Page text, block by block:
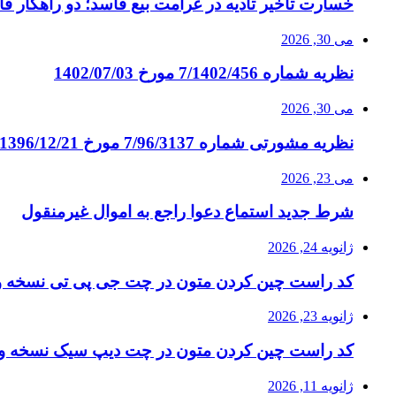
خسارت تأخیر تأدیه در غرامت بیع فاسد؛ دو راهکار
می 30, 2026
نظریه شماره 7/1402/456 مورخ 1402/07/03
می 30, 2026
نظریه مشورتی شماره 7/96/3137 مورخ 1396/12/21
می 23, 2026
شرط جدید استماع دعوا راجع به اموال غیرمنقول
ژانویه 24, 2026
کد راست چین کردن متون در چت جی پی تی نسخه
ژانویه 23, 2026
کد راست چین کردن متون در چت دیپ سیک نسخه
ژانویه 11, 2026